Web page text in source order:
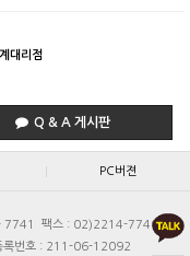
대리점
Q & A 게시판
PC버젼
7741
팩스 : 02)2214-7740
록번호 : 211-06-12092